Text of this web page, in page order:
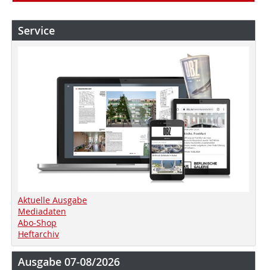
Service
Aktuelle Ausgabe
Mediadaten
Abo-Shop
Heftarchiv
Ausgabe 07-08/2026